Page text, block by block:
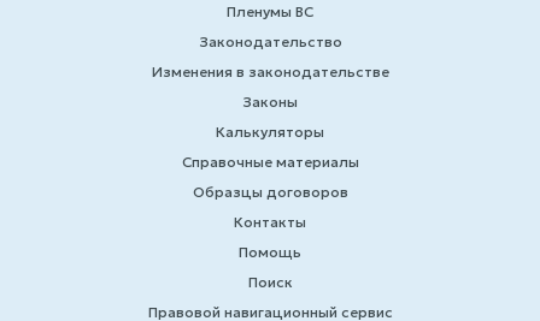
Пленумы ВС
Законодательство
Изменения в законодательстве
Законы
Калькуляторы
Справочные материалы
Образцы договоров
Контакты
Помощь
Поиск
Правовой навигационный сервис